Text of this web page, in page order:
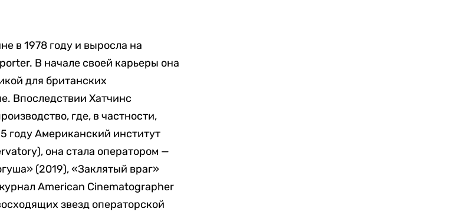
в 1978 году и выросла на
В начале своей карьеры она
для британских
Впоследствии Хатчинс
где, в частности,
году Американский институт
она стала оператором —
(2019), «Заклятый враг»
American Cinematographer
звезд операторской